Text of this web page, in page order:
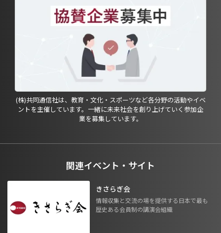
(株)共同通信社は、教育・文化・スポーツなど各分野の活動やイベ
ントを主催しています。一緒に未来社会を創り上げていく参加企
業を募集しています。
関連イベント・サイト
きさらぎ会
情報収集と交流の場を提供する日本で最も
歴史ある会員制の講演会組織